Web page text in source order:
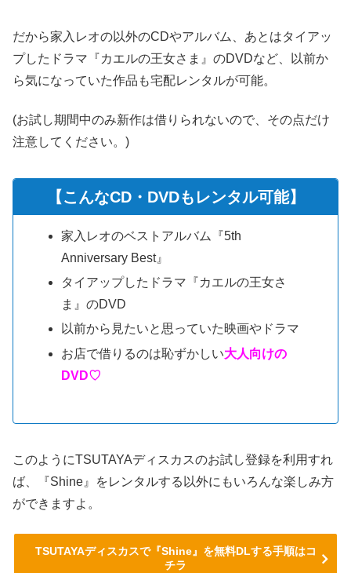
だから家入レオの以外のCDやアルバム、あとはタイアッ
プしたドラマ『カエルの王女さま』のDVDなど、以前か
ら気になっていた作品も宅配レンタルが可能。
(お試し期間中のみ新作は借りられないので、その点だけ
注意してください。)
【こんなCD・DVDもレンタル可能】
家入レオのベストアルバム『5th
Anniversary Best』
タイアップしたドラマ『カエルの王女さ
ま』のDVD
以前から見たいと思っていた映画やドラマ
お店で借りるのは恥ずかしい大人向けの
DVD♡
このようにTSUTAYAディスカスのお試し登録を利用すれ
ば、『Shine』をレンタルする以外にもいろんな楽しみ方
ができますよ。
TSUTAYAディスカスで『Shine』を無料DLする手順はコ
チラ